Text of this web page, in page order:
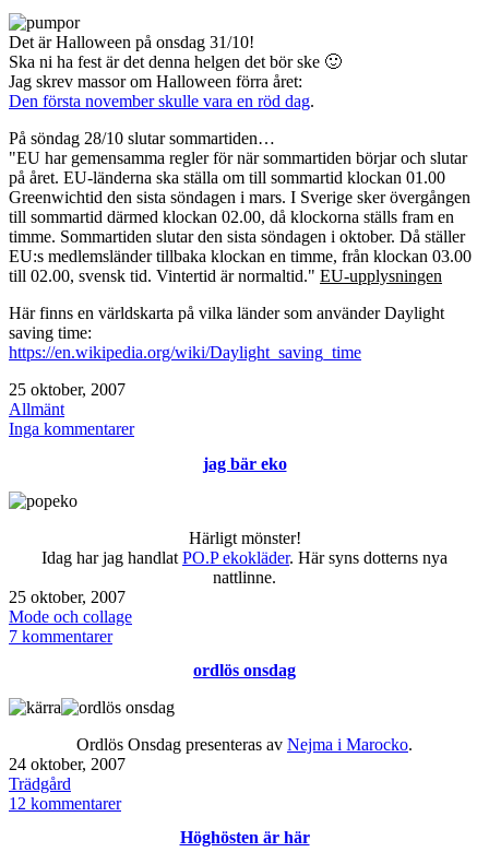
Det är Halloween på onsdag 31/10!
Ska ni ha fest är det denna helgen det bör ske 🙂
Jag skrev massor om Halloween förra året:
Den första november skulle vara en röd dag.
På söndag 28/10 slutar sommartiden…
"EU har gemensamma regler för när sommartiden börjar och slutar
på året. EU-länderna ska ställa om till sommartid klockan 01.00
Greenwichtid den sista söndagen i mars. I Sverige sker övergången
till sommartid därmed klockan 02.00, då klockorna ställs fram en
timme. Sommartiden slutar den sista söndagen i oktober. Då ställer
EU:s medlemsländer tillbaka klockan en timme, från klockan 03.00
till 02.00, svensk tid. Vintertid är normaltid." EU-upplysningen
Här finns en världskarta på vilka länder som använder Daylight
saving time:
https://en.wikipedia.org/wiki/Daylight_saving_time
Publicerat
den
25 oktober, 2007
Kategoriserat
som
Allmänt
Inga kommentarertill
jag bär eko
Härligt mönster!
Idag har jag handlat PO.P ekokläder. Här syns dotterns nya
nattlinne.
Publicerat
den
25 oktober, 2007
Kategoriserat
som
Mode och collage
7 kommentarertill
ordlös onsdag
Ordlös Onsdag presenteras av Nejma i Marocko.
Publicerat
den
24 oktober, 2007
Kategoriserat
som
Trädgård
12 kommentarertill
Höghösten är här